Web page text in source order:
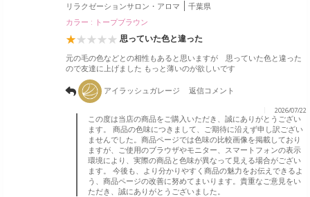
リラクゼーションサロン・アロマ
千葉県
カラー : トープブラウン
思っていた色と違った
元の毛の色などとの相性もあると思いますが 思っていた色と違った
ので友達に上げました もっと薄いのが欲しいです
アイラッシュガレージ 返信コメント
2026/07/22
この度は当店の商品をご購入いただき、誠にありがとうござい
ます。 商品の色味につきまして、ご期待に沿えず申し訳ござい
ませんでした。商品ページでは色味の比較画像を掲載しており
ますが、ご使用のブラウザやモニター、スマートフォンの表示
環境により、実際の商品と色味が異なって見える場合がござい
ます。 今後も、より分かりやすく商品の魅力をお伝えできるよ
う、商品ページの改善に努めてまいります。貴重なご意見をい
ただき、誠にありがとうございました。